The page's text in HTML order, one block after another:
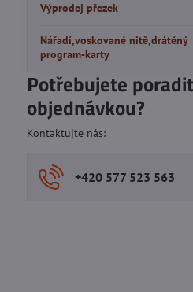
Výprodej přezek
Nářadí,voskované nitě,drátěný
program-karty
Potřebujete
objednávkou?
Kontaktujte nás:
+420 577 523 563